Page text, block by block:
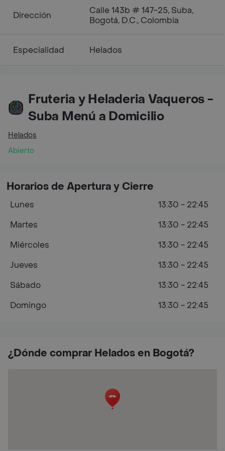
Dirección
Calle 143b # 147-25, Suba,
Bogotá, D.C., Colombia
Especialidad Helados
Fruteria y Heladeria Vaqueros -
Suba Menú a Domicilio
Helados
Abierto
¿Dónde comprar Helados en Bogotá?
Horarios de Apertura y Cierre
Lunes
13:30 - 22:45
Martes
13:30 - 22:45
Miércoles
13:30 - 22:45
Jueves
13:30 - 22:45
Sábado
13:30 - 22:45
Domingo
13:30 - 22:45